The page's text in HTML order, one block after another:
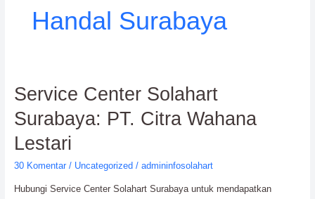
Handal Surabaya
Service Center Solahart
Surabaya: PT. Citra Wahana
Lestari
30 Komentar / Uncategorized / admininfosolahart
Hubungi Service Center Solahart Surabaya untuk mendapatkan
Service
Center
Solahart
Surabaya:
PT.
Citra